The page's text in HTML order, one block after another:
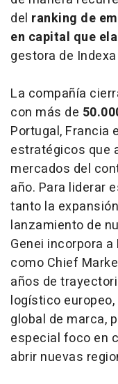
del ranking de
en capital que
gestora de
La compañía
con más de
Portugal, Francia
estratégicos que
mercados del
año. Para liderar
tanto la
lanzamiento de
Genei incorpora a
como Chief
años de
logístico
global de marca,
especial foco en
abrir nuevas